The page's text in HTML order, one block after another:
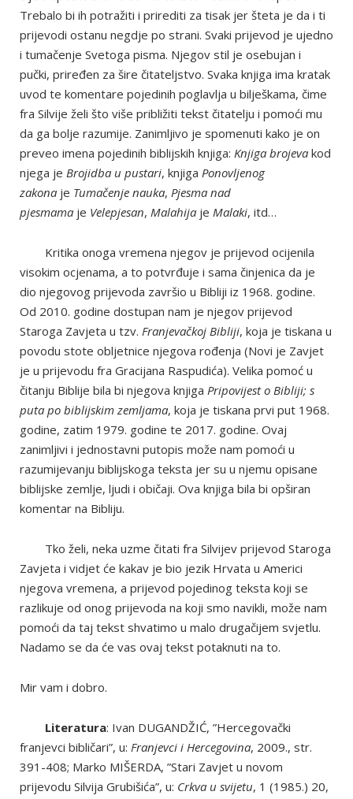
Trebalo bi ih potražiti i prirediti za tisak jer šteta je da i ti
prijevodi ostanu negdje po strani. Svaki prijevod je ujedno
i tumačenje Svetoga pisma. Njegov stil je osebujan i
pučki, priređen za šire čitateljstvo. Svaka knjiga ima kratak
uvod te komentare pojedinih poglavlja u bilješkama, čime
fra Silvije želi što više približiti tekst čitatelju i pomoći mu
da ga bolje razumije. Zanimljivo je spomenuti kako je on
preveo imena pojedinih biblijskih knjiga: Knjiga brojeva kod
njega je Brojidba u pustari, knjiga Ponovljenog
zakona je Tumačenje nauka, Pjesma nad
pjesmama je Velepjesan, Malahija je Malaki, itd…
Kritika onoga vremena njegov je prijevod ocijenila
visokim ocjenama, a to potvrđuje i sama činjenica da je
dio njegovog prijevoda završio u Bibliji iz 1968. godine.
Od 2010. godine dostupan nam je njegov prijevod
Staroga Zavjeta u tzv. Franjevačkoj Bibliji, koja je tiskana u
povodu stote obljetnice njegova rođenja (Novi je Zavjet
je u prijevodu fra Gracijana Raspudića). Velika pomoć u
čitanju Biblije bila bi njegova knjiga Pripovijest o Bibliji; s
puta po biblijskim zemljama, koja je tiskana prvi put 1968.
godine, zatim 1979. godine te 2017. godine. Ovaj
zanimljivi i jednostavni putopis može nam pomoći u
razumijevanju biblijskoga teksta jer su u njemu opisane
biblijske zemlje, ljudi i običaji. Ova knjiga bila bi opširan
komentar na Bibliju.
Tko želi, neka uzme čitati fra Silvijev prijevod Staroga
Zavjeta i vidjet će kakav je bio jezik Hrvata u Americi
njegova vremena, a prijevod pojedinog teksta koji se
razlikuje od onog prijevoda na koji smo navikli, može nam
pomoći da taj tekst shvatimo u malo drugačijem svjetlu.
Nadamo se da će vas ovaj tekst potaknuti na to.
Mir vam i dobro.
Literatura: Ivan DUGANDŽIĆ, ”Hercegovački
franjevci bibličari”, u: Franjevci i Hercegovina, 2009., str.
391-408; Marko MIŠERDA, ”Stari Zavjet u novom
prijevodu Silvija Grubišića”, u: Crkva u svijetu, 1 (1985.) 20,